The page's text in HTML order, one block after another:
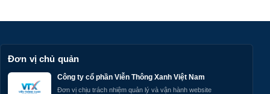
Đơn vị chủ quản
Công ty cổ phần Viễn Thông Xanh Việt Nam
Đơn vị chịu trách nhiệm quản lý và vận hành website